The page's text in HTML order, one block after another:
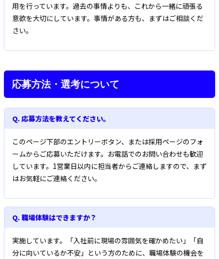
用を行っています。過去の事情よりも、これから一緒に頑張る
意欲を大切にしています。事情がある方も、まずはご相談くだ
さい。
応募方法・選考について
Q. 応募方法を教えてください。
このページ下部のエントリーボタン、または採用ページのフォ
ームからご応募いただけます。お電話でのお問い合わせも歓迎
しています。1営業日以内に担当者からご連絡しますので、まず
はお気軽にご連絡ください。
Q. 職場体験はできますか？
実施しています。「入社前に現場の雰囲気を確かめたい」「自
分に向いているか不安」という方のために、職場体験の機会を